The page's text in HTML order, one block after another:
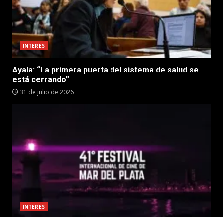
INTERES
Ayala: “La primera puerta del sistema de salud se
está cerrando”
31 de julio de 2026
INTERES